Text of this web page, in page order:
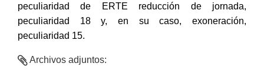
peculiaridad de ERTE reducción de jornada,
peculiaridad 18 y, en su caso, exoneración,
peculiaridad 15.
Archivos adjuntos: